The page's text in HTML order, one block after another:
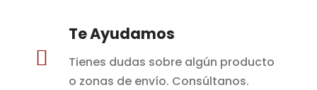

Te Ayudamos
Tienes dudas sobre algún producto
o zonas de envío. Consúltanos.